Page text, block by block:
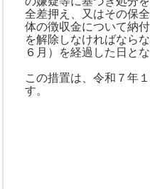
全差押え、又はその保
体の徴収金について納
を解除しなければなら
６月）を経過した日とな
この措置は、令和７年
す。